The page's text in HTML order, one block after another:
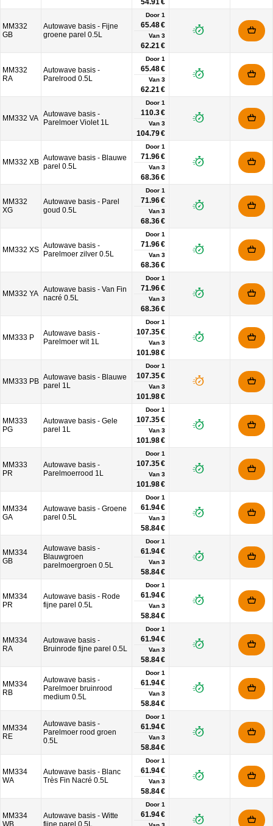
54.91 €
MM332
GB
Autowave basis - Fijne
groene parel 0.5L
Door 1
65.48 €
Van 3
62.21 €
MM332
RA
Autowave basis -
Parelrood 0.5L
Door 1
65.48 €
Van 3
62.21 €
MM332 VA Autowave basis -
Parelmoer Violet 1L
Door 1
110.3 €
Van 3
104.79 €
MM332 XB Autowave basis - Blauwe
parel 0.5L
Door 1
71.96 €
Van 3
68.36 €
MM332
XG
Autowave basis - Parel
goud 0.5L
Door 1
71.96 €
Van 3
68.36 €
MM332 XS Autowave basis -
Parelmoer zilver 0.5L
Door 1
71.96 €
Van 3
68.36 €
MM332 YA Autowave basis - Van Fin
nacré 0.5L
Door 1
71.96 €
Van 3
68.36 €
MM333 P
Autowave basis -
Parelmoer wit 1L
Door 1
107.35 €
Van 3
101.98 €
MM333 PB Autowave basis - Blauwe
parel 1L
Door 1
107.35 €
Van 3
101.98 €
MM333
PG
Autowave basis - Gele
parel 1L
Door 1
107.35 €
Van 3
101.98 €
MM333
PR
Autowave basis -
Parelmoerrood 1L
Door 1
107.35 €
Van 3
101.98 €
MM334
GA
Autowave basis - Groene
parel 0.5L
Door 1
61.94 €
Van 3
58.84 €
MM334
GB
Autowave basis -
Blauwgroen
parelmoergroen 0.5L
Door 1
61.94 €
Van 3
58.84 €
MM334
PR
Autowave basis - Rode
fijne parel 0.5L
Door 1
61.94 €
Van 3
58.84 €
MM334
RA
Autowave basis -
Bruinrode fijne parel 0.5L
Door 1
61.94 €
Van 3
58.84 €
MM334
RB
Autowave basis -
Parelmoer bruinrood
medium 0.5L
Door 1
61.94 €
Van 3
58.84 €
MM334
RE
Autowave basis -
Parelmoer rood groen
0.5L
Door 1
61.94 €
Van 3
58.84 €
MM334
WA
Autowave basis - Blanc
Très Fin Nacré 0.5L
Door 1
61.94 €
Van 3
58.84 €
MM334
WB
Autowave basis - Witte
fijne parel 0.5L
Door 1
61.94 €